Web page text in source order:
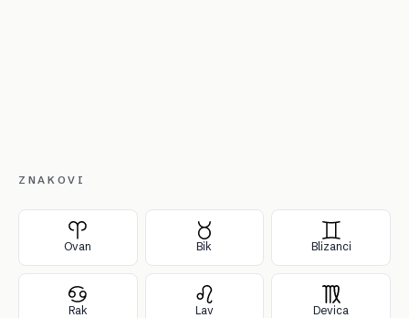
ZNAKOVI
Ovan Bik Blizanci
Rak Lav Devica